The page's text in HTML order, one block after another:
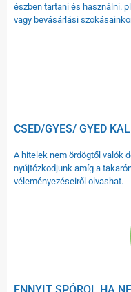
észben tartani és használni.
vagy bevásárlási
CSED/GYES/ GYED
A hitelek nem ördögtől valók
nyújtózkodjunk amíg a
véleményezéseiről olvashat.